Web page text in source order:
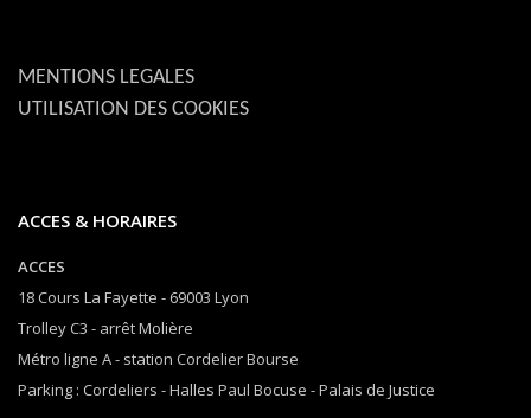
MENTIONS LEGALES
UTILISATION DES COOKIES
ACCES & HORAIRES
ACCES
18 Cours La Fayette - 69003 Lyon
Trolley C3 - arrêt Molière
Métro ligne A - station Cordelier Bourse
Parking : Cordeliers - Halles Paul Bocuse - Palais de Justice